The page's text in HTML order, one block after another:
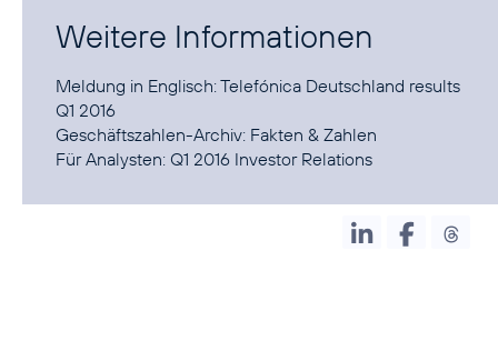
Weitere Informationen
Meldung in Englisch:Telefónica Deutschland results
Q1 2016
Geschäftszahlen-Archiv: Fakten & Zahlen
Für Analysten: Q1 2016 Investor Relations